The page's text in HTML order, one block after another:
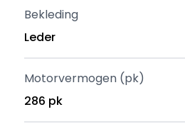
Bekleding
Leder
Motorvermogen (pk)
286 pk